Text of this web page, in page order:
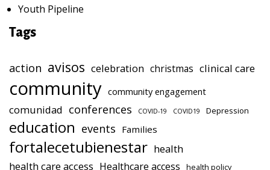
Youth Pipeline
Tags
action avisos celebration christmas clinical care
community community engagement
comunidad conferences COVID-19 COVID19 Depression
education events Families
fortalecetubienestar health
health care access Healthcare access health policy